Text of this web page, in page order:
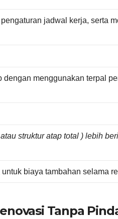
jadwal kerja, serta
menggunakan terpal
struktur atap total ) lebih
biaya tambahan selama
Tanpa